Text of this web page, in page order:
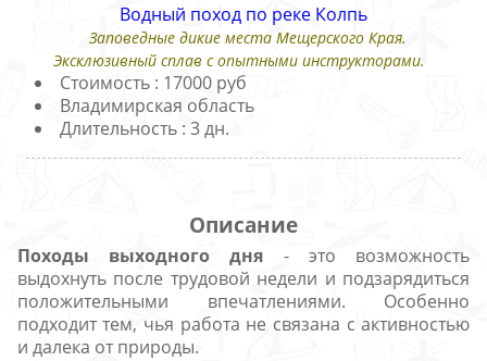
Водный поход по реке Колпь
Заповедные дикие места Мещерского Края.
Эксклюзивный сплав с опытными инструкторами.
Стоимость : 17000 руб
Владимирская область
Длительность : 3 дн.
Описание
Походы выходного дня - это возможность
выдохнуть после трудовой недели и подзарядиться
положительными впечатлениями. Особенно
подходит тем, чья работа не связана с активностью
и далека от природы.